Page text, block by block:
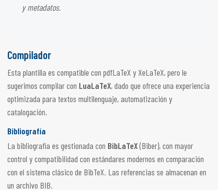
y metadatos.
Compilador
Esta plantilla es compatible con pdfLaTeX y XeLaTeX, pero le
sugerimos compilar con LuaLaTeX, dado que ofrece una experiencia
optimizada para textos multilenguaje, automatización y
catalogación.
Bibliografía
La bibliografía es gestionada con BibLaTeX(Biber), con mayor
control y compatibilidad con estándares modernos en comparación
con el sistema clásico de BibTeX. Las referencias se almacenan en
un archivo BIB.